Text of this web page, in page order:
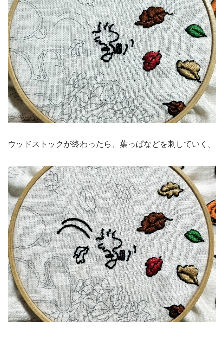
ウッドストックが終わったら、葉っぱなどを刺していく。